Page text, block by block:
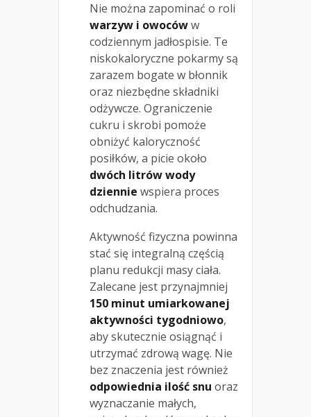
Nie można zapominać o roli
warzyw i owocóww
codziennym jadłospisie. Te
niskokaloryczne pokarmy są
zarazem bogate w błonnik
oraz niezbędne składniki
odżywcze. Ograniczenie
cukru i skrobi pomoże
obniżyć kaloryczność
posiłków, a picie około
dwóch litrów wody
dziennie wspiera proces
odchudzania.
Aktywność fizyczna powinna
stać się integralną częścią
planu redukcji masy ciała.
Zalecane jest przynajmniej
150 minut umiarkowanej
aktywności tygodniowo,
aby skutecznie osiągnąć i
utrzymać zdrową wagę. Nie
bez znaczenia jest również
odpowiednia ilość snu oraz
wyznaczanie małych,